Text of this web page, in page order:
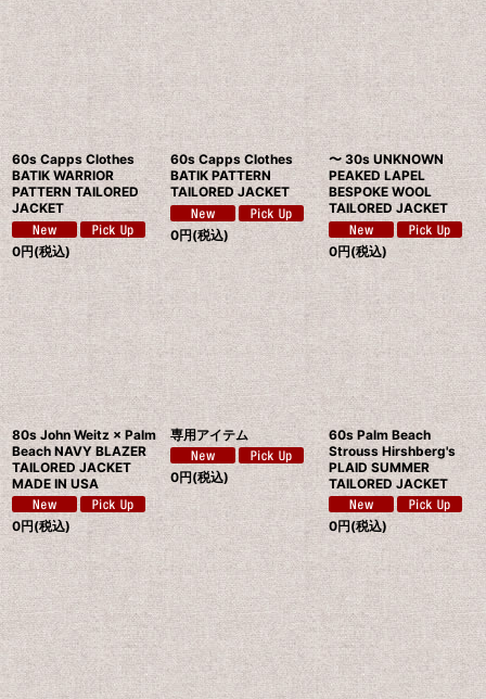
60s Capps Clothes
BATIK WARRIOR
PATTERN TAILORED
JACKET
0円(税込)
60s Capps Clothes
BATIK PATTERN
TAILORED JACKET
0円(税込)
〜 30s UNKNOWN
PEAKED LAPEL
BESPOKE WOOL
TAILORED JACKET
0円(税込)
80s John Weitz × Palm
Beach NAVY BLAZER
TAILORED JACKET
MADE IN USA
0円(税込)
専用アイテム
0円(税込)
60s Palm Beach
Strouss Hirshberg's
PLAID SUMMER
TAILORED JACKET
0円(税込)